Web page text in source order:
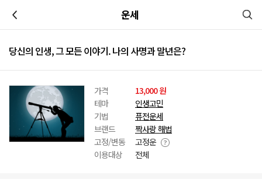
운세
당신의 인생, 그 모든 이야기. 나의 사명과 말년은?
가격
13,000 원
테마
인생고민
기법
퓨전운세
브랜드
짝사랑 해법
고정/변동
고정운
이용대상
전체